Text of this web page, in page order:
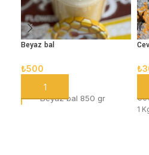
Beyaz bal
₺500
SEPETE EKLE
Beyaz bal 850 gr
₺
1